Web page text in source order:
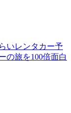
いレンタカー予
の旅を100倍面白